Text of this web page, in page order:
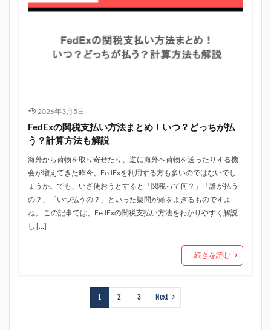
2026年3月5日
FedExの関税支払い方法まとめ！いつ？どっちが払
う？計算方法も解説
海外から荷物を取り寄せたり、逆に海外へ荷物を送ったりする機
会が増えてきた昨今、FedExを利用する方も多いのではないでし
ょうか。でも、いざ使おうとすると「関税って何？」「誰が払う
の？」「いつ払うの？」といった疑問が頭をよぎるものですよ
ね。 この記事では、FedExの関税支払い方法をわかりやすく解説
し […]
続きを読む
1 2 3 Next